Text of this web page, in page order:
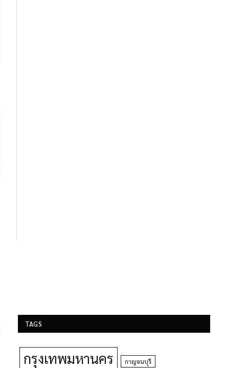
TAGS
กรุงเทพมหานคร กาญจนบุรี